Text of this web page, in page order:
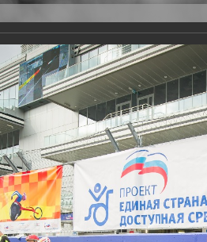
Версия для слабовидящих
Деятельность